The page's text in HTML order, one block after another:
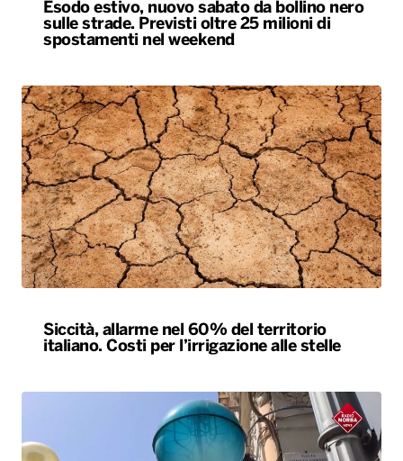
Esodo estivo, nuovo sabato da bollino nero
sulle strade. Previsti oltre 25 milioni di
spostamenti nel weekend
Siccità, allarme nel 60% del territorio
italiano. Costi per l’irrigazione alle stelle